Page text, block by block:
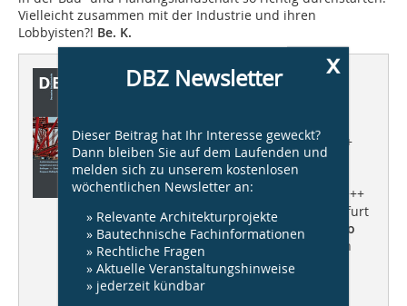
Vielleicht zusammen mit der Industrie und ihren
Lobbyisten?! Be. K.
Dieser Artikel erschien in
Architekturbiennale Venedig +++
Porsche Pavillon Autostadt in
Wolfsburg,schlaich bergermann
und partner/Henn Architekten
+++
Ovaldach, Tor Nord Messe Frankfurt
a. M.,Bollinger + Grohmann /Ingo
Schrader+++ Forschungspavillon
ICD/ITKE, Stuttgart,
Knippers Helbig Advanced
x
DBZ Newsletter
Dieser Beitrag hat Ihr Interesse geweckt?
Dann bleiben Sie auf dem Laufenden und
melden sich zu unserem kostenlosen
wöchentlichen Newsletter an:
» Relevante Architekturprojekte
» Bautechnische Fachinformationen
» Rechtliche Fragen
» Aktuelle Veranstaltungshinweise
» jederzeit kündbar